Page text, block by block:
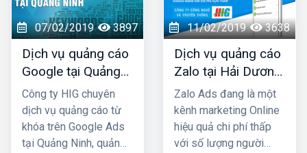
đều là người thật cùng
với hơn 80+ triệu người
dùng thường xuyên, vì
vậy một khi mẫu quảng
cáo của bạn xuất hiện
là chắc chắn sẽ được
tiếp cận với những
khách hàng có nhu cầu
mua bán thật, đúng với
quốc Việt Nam, chúng
tôi chắc chắn sẽ giúp
quý khách phát triển
kinh doanh nhanh
chóng.
07/02/2019 3897
Dịch vụ quảng cáo
Google tại Quảng
Ninh giá rẻ
Công ty HIG chuyên
dịch vụ quảng cáo từ
khóa trên Google Ads
tại Quảng Ninh, quảng
11/02/2019 3638
Dịch vụ quảng cáo
Zalo tại Hải Dương
giá rẻ, uy tín nhất
Zalo Ads đang là một
kênh marketing Online
hiệu quả chi phí thấp
với số lượng người